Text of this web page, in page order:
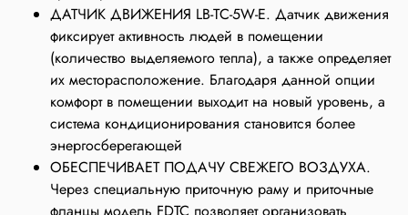
ДАТЧИК ДВИЖЕНИЯ LB-TС-5W-E. Датчик движения
фиксирует активность людей в помещении
(количество выделяемого тепла), а также определяет
их месторасположение. Благодаря данной опции
комфорт в помещении выходит на новый уровень, а
система кондиционирования становится более
энергосберегающей
ОБЕСПЕЧИВАЕТ ПОДАЧУ СВЕЖЕГО ВОЗДУХА.
Через специальную приточную раму и приточные